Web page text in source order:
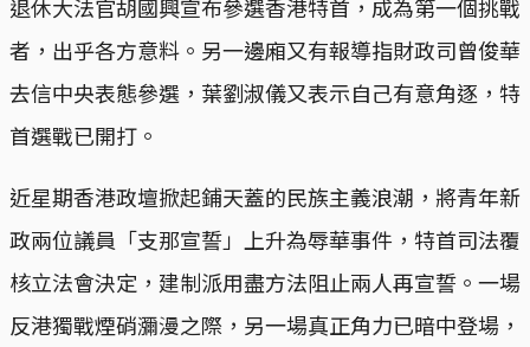
退休大法官胡國興宣布參選香港特首，成為第一個挑戰
者，出乎各方意料。另一邊廂又有報導指財政司曾俊華
去信中央表態參選，葉劉淑儀又表示自己有意角逐，特
首選戰已開打。
近星期香港政壇掀起鋪天蓋的民族主義浪潮，將青年新
政兩位議員「支那宣誓」上升為辱華事件，特首司法覆
核立法會決定，建制派用盡方法阻止兩人再宣誓。一場
反港獨戰煙硝瀰漫之際，另一場真正角力已暗中登場，